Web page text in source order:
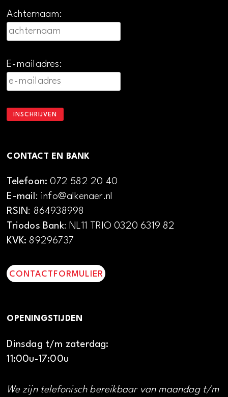
Achternaam:
E-mailadres:
CONTACT EN BANK
Telefoon:072 582 20 40
E-mail: info@alkenaer.nl
RSIN: 864938998
Triodos Bank: NL11 TRIO 0320 6319 82
KVK: 89296737
CONTACTFORMULIER
OPENINGSTIJDEN
Dinsdag t/m zaterdag:
11:00u-17:00u
We zijn telefonisch bereikbaar van maandag t/m